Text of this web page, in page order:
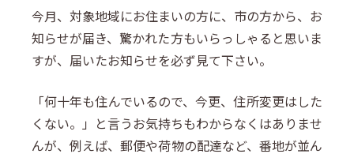
今月、対象地域にお住まいの方に、市の方から、お
知らせが届き、驚かれた方もいらっしゃると思いま
すが、届いたお知らせを必ず見て下さい。
「何十年も住んでいるので、今更、住所変更はした
くない。」と言うお気持ちもわからなくはありませ
んが、例えば、郵便や荷物の配達など、番地が並ん